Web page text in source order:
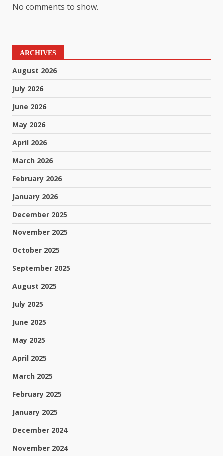
No comments to show.
ARCHIVES
August 2026
July 2026
June 2026
May 2026
April 2026
March 2026
February 2026
January 2026
December 2025
November 2025
October 2025
September 2025
August 2025
July 2025
June 2025
May 2025
April 2025
March 2025
February 2025
January 2025
December 2024
November 2024